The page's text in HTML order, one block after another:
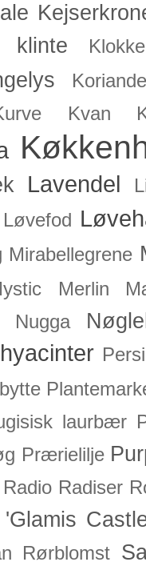
klinte
Kvan
Lavendel
Løvefod
Mirabellegrene
Merlin
Nugga
laurbær
Prærielilje
Radio Radiser
Rørblomst